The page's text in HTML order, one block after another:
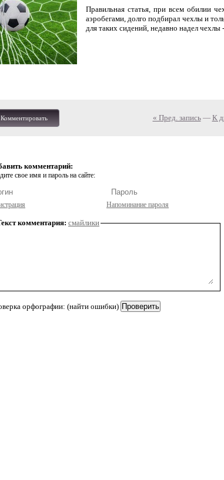
Правильная статья, при всем обилии
аэробегами, долго подбирал чехлы и
для таких сидений, недавно надел
Комментировать « Пред. запись— К
комментарий:
свое имя и пароль на сайте:
Напоминание пароля
комментария: смайлики
орфографии: (найти ошибки)